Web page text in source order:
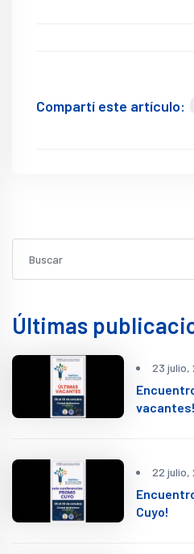
Compartí este artículo:
Últimas
23 julio,
vacantes!
22 julio,
Cuyo!